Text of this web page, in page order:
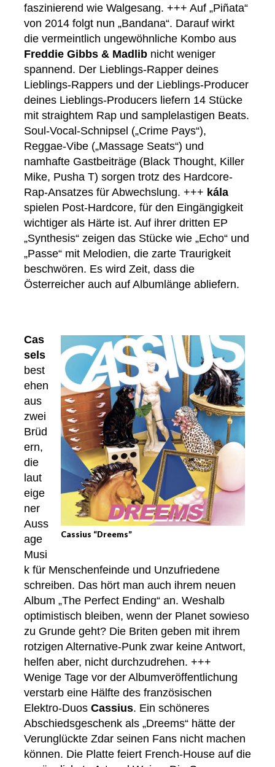
faszinierend wie Walgesang. +++ Auf „Piñata“
von 2014 folgt nun „Bandana“. Darauf wirkt
die vermeintlich ungewöhnliche Kombo aus
Freddie Gibbs & Madlib nicht weniger
spannend. Der Lieblings-Rapper deines
Lieblings-Rappers und der Lieblings-Producer
deines Lieblings-Producers liefern 14 Stücke
mit straightem Rap und samplelastigen Beats.
Soul-Vocal-Schnipsel („Crime Pays“),
Reggae-Vibe („Massage Seats“) und
namhafte Gastbeiträge (Black Thought, Killer
Mike, Pusha T) sorgen trotz des Hardcore-
Rap-Ansatzes für Abwechslung. +++ kála
spielen Post-Hardcore, für den Eingängigkeit
wichtiger als Härte ist. Auf ihrer dritten EP
„Synthesis“ zeigen das Stücke wie „Echo“ und
„Passe“ mit Melodien, die zarte Traurigkeit
beschwören. Es wird Zeit, dass die
Österreicher auch auf Albumlänge abliefern.
Cassius “Dreems”
Cas
sels
best
ehen
aus
zwei
Brüd
ern,
die
laut
eige
ner
Auss
age
Musi
k für Menschenfeinde und Unzufriedene
schreiben. Das hört man auch ihrem neuen
Album „The Perfect Ending“ an. Weshalb
optimistisch bleiben, wenn der Planet sowieso
zu Grunde geht? Die Briten geben mit ihrem
rotzigen Alternative-Punk zwar keine Antwort,
helfen aber, nicht durchzudrehen. +++
Wenige Tage vor der Albumveröffentlichung
verstarb eine Hälfte des französischen
Elektro-Duos Cassius. Ein schöneres
Abschiedsgeschenk als „Dreems“ hätte der
Verunglückte Zdar seinen Fans nicht machen
können. Die Platte feiert French-House auf die